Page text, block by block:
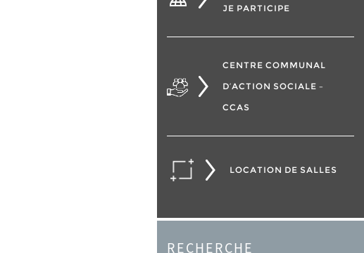
JE PARTICIPE
CENTRE COMMUNAL
D’ACTION SOCIALE –
CCAS
LOCATION DE SALLES
RECHERCHE